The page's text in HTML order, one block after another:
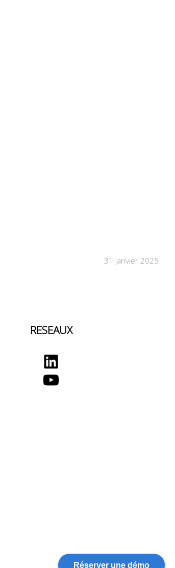
Réserver une démo
31 janvier 2025
RESEAUX
LinkedIn
YouTube